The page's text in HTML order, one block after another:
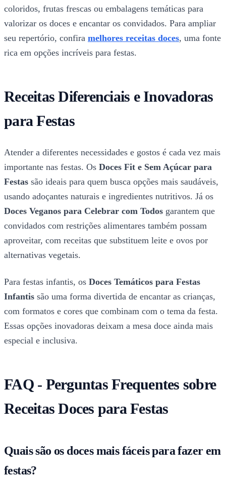
coloridos, frutas frescas ou embalagens temáticas para
valorizar os doces e encantar os convidados. Para ampliar
seu repertório, confira melhores receitas doces, uma fonte
rica em opções incríveis para festas.
Receitas Diferenciais e Inovadoras
para Festas
Atender a diferentes necessidades e gostos é cada vez mais
importante nas festas. Os Doces Fit e Sem Açúcar para
Festas são ideais para quem busca opções mais saudáveis,
usando adoçantes naturais e ingredientes nutritivos. Já os
Doces Veganos para Celebrar com Todos garantem que
convidados com restrições alimentares também possam
aproveitar, com receitas que substituem leite e ovos por
alternativas vegetais.
Para festas infantis, os Doces Temáticos para Festas
Infantis são uma forma divertida de encantar as crianças,
com formatos e cores que combinam com o tema da festa.
Essas opções inovadoras deixam a mesa doce ainda mais
especial e inclusiva.
FAQ - Perguntas Frequentes sobre
Receitas Doces para Festas
Quais são os doces mais fáceis para fazer em
festas?